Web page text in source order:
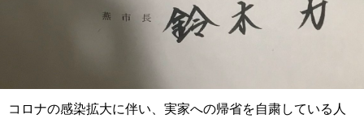
コロナの感染拡大に伴い、実家への帰省を自粛している人